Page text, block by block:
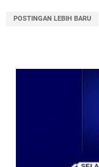
POSTINGAN LEBIH BARU